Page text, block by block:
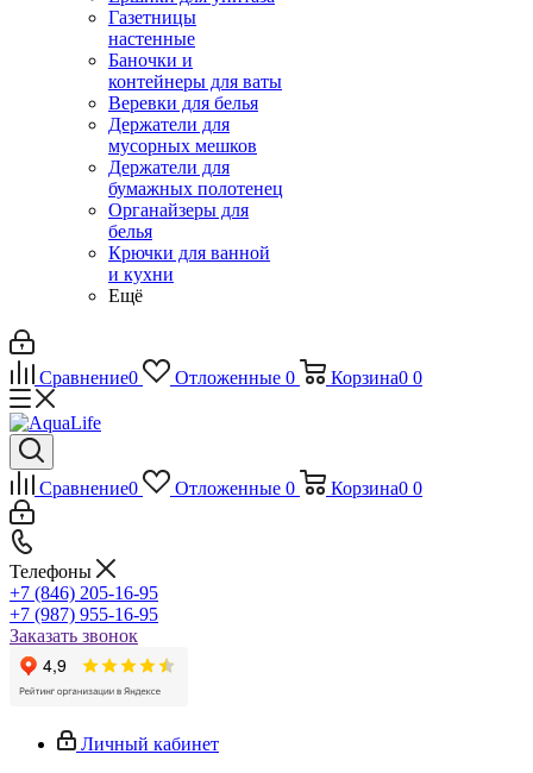
Газетницы
настенные
Баночки и
контейнеры для ваты
Веревки для белья
Держатели для
мусорных мешков
Держатели для
бумажных полотенец
Органайзеры для
белья
Крючки для ванной
и кухни
Ещё
Сравнение0 Отложенные 0 Корзина0 0
Сравнение0 Отложенные 0 Корзина0 0
Телефоны
+7 (846) 205-16-95
+7 (987) 955-16-95
Заказать звонок
Личный кабинет